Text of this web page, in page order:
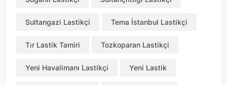
Sultangazi Lastikçi Tema İstanbul Lastikçi
Tır Lastik Tamiri Tozkoparan Lastikçi
Yeni Havalimanı Lastikçi Yeni Lastik